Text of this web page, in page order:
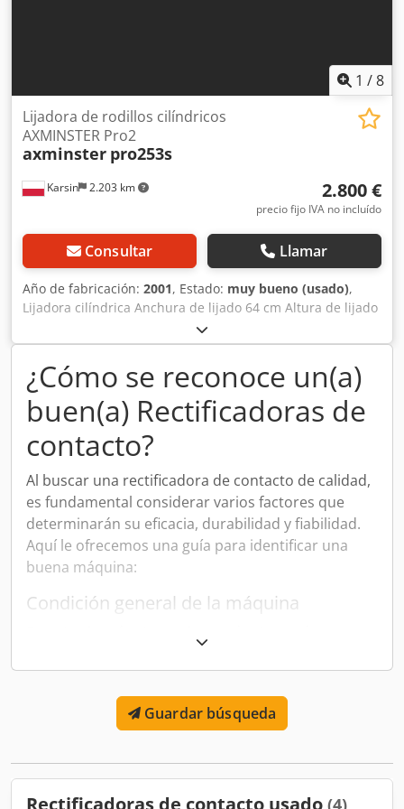
1 /8
Karsin 2.203 km
Lijadora de rodillos cilíndricos
AXMINSTER Pro2
axminster pro253s
2.800 €
precio fijo IVA no incluído
Consultar Llamar
Año de fabricación: 2001, Estado: muy bueno (usado),
Lijadora cilíndrica Anchura de lijado 64 cm Altura de lijado
10,5 cm Dos rodillos. Motor 3,7 kW Dodpemicz Tjfx Aileck
¿Cómo se reconoce un(a)
buen(a) Rectificadoras de
contacto?
Al buscar una rectificadora de contacto de calidad,
es fundamental considerar varios factores que
determinarán su eficacia, durabilidad y fiabilidad.
Aquí le ofrecemos una guía para identificar una
buena máquina:
Condición general de la máquina
de las piezas móviles y a las superficies de
contacto. Una máquina bien mantenida tendrá
menos signos de desgaste y un funcionamiento
Exactitud y precisión
Guardar búsqueda
Rectificadoras de contacto usado (4)